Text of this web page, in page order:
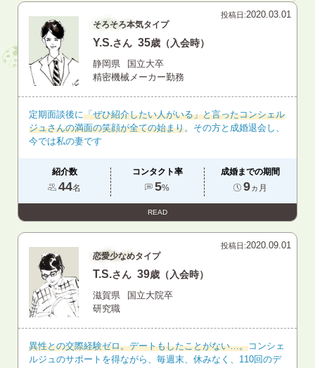
投稿日:2020.03.01
そろそろ本気タイプ
Y.S.さん 35歳（入会時）
静岡県
国立大卒
精密機械メーカー勤務
定期面談後に「ぜひ紹介したい人がいる」と言ったコンシェル
ジュさんの満面の笑顔が全ての始まり。その方と成婚退会し、
今では私の妻です
紹介数
44名
コンタクト率
5%
成婚までの期間
9ヵ月
READ
投稿日:2020.09.01
恋愛少なめタイプ
T.S.さん 39歳（入会時）
滋賀県
国立大院卒
研究職
異性との交際経験ゼロ。デートもしたことがない…。コンシェ
ルジュのサポートを得ながら、毎週末、休みなく、110回のデ